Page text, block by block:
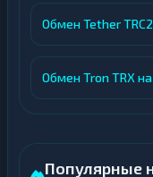
Обмен Tether
Обмен Tron TRX
Популярные